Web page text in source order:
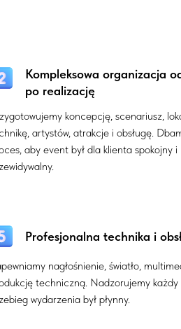
Kompleksowa organizacja
po realizację
koncepcję, scenariusz,
artystów, atrakcje i obsługę.
aby event był dla klienta spokojny i
Profesjonalna technika i
nagłośnienie, światło,
techniczną. Nadzorujemy każdy
wydarzenia był płynny.